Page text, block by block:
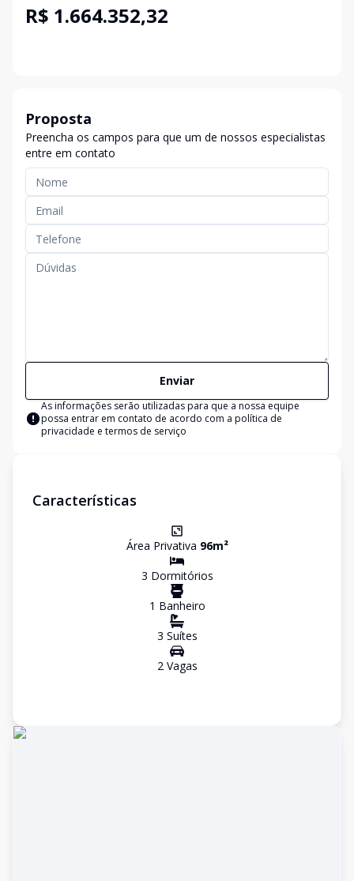
R$ 1.664.352,32
Proposta
Preencha os campos para que um de nossos especialistas
entre em contato
Enviar
As informações serão utilizadas para que a nossa equipe
possa entrar em contato de acordo com a política de
privacidade e termos de serviço
Características
Área Privativa 96m²
3 Dormitórios
1 Banheiro
3 Suítes
2Vagas